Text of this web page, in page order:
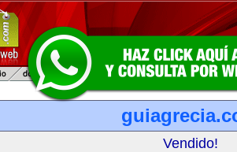
Vendido!